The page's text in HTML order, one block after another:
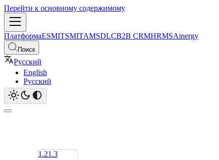
Перейти к основному содержимому
ПлатформаESMITSMITAMSDLCB2B CRMHRMSAinergy
Поиск
Русский
English
Русский
1.21.3